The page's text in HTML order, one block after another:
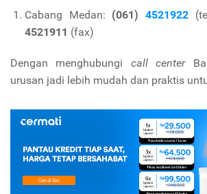
Cabang Medan: (061) 4521922
4521911 (fax)
Dengan menghubungi call center
urusan jadi lebih mudah dan praktis